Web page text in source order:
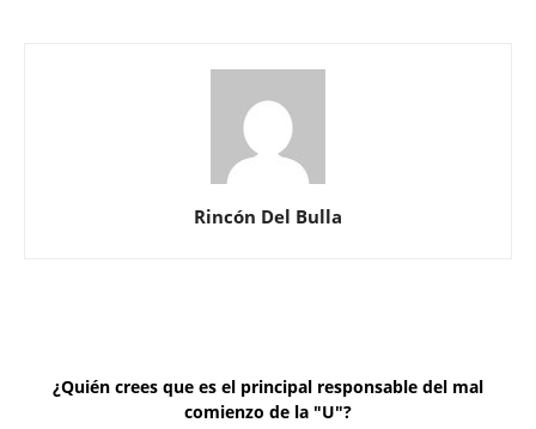
Rincón Del Bulla
¿Quién crees que es el principal responsable del mal
comienzo de la "U"?